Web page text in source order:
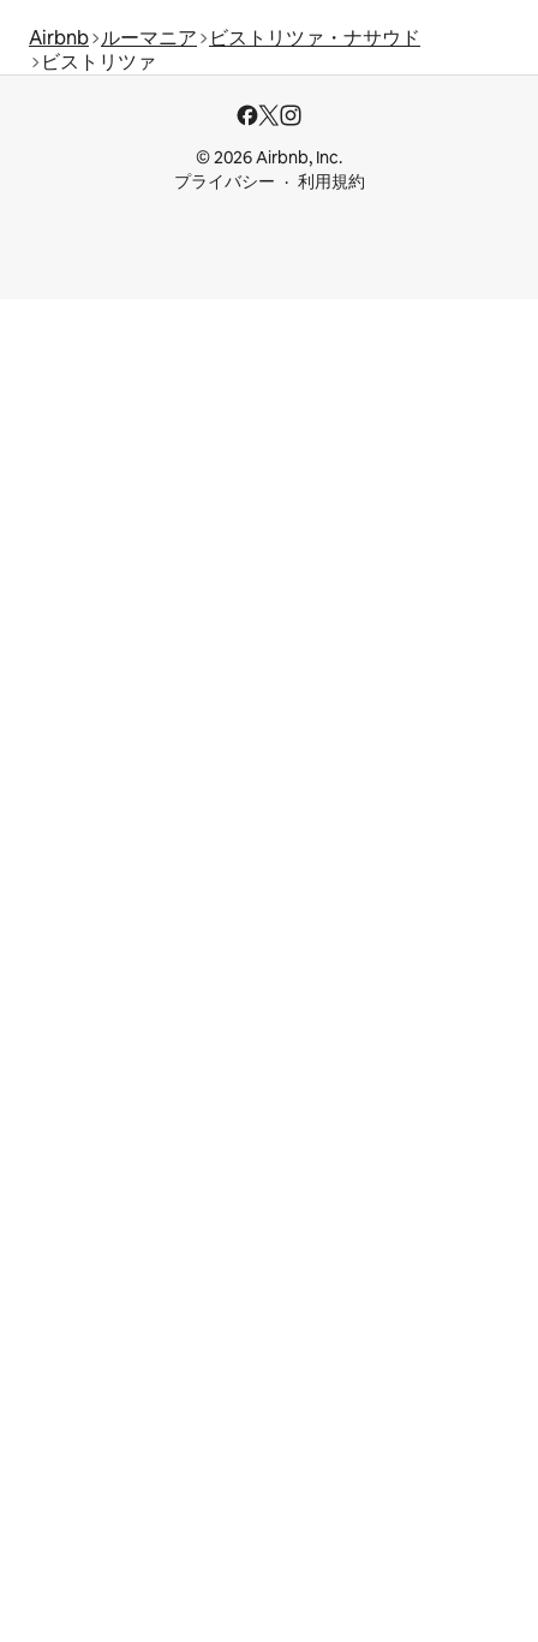
Airbnb ルーマニア
ビストリツァ・ナサウド
ビストリツァ
© 2026 Airbnb, Inc.
プライバシー
利用規約